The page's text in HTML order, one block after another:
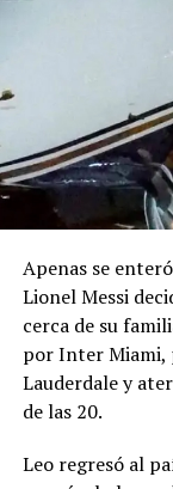
Apenas se
Lionel Messi
cerca de su
por Inter Miami,
Lauderdale y
de las 20.
Leo regresó al